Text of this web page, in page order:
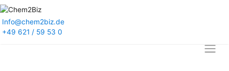
Info@chem2biz.de
+49 621 / 59 53 0